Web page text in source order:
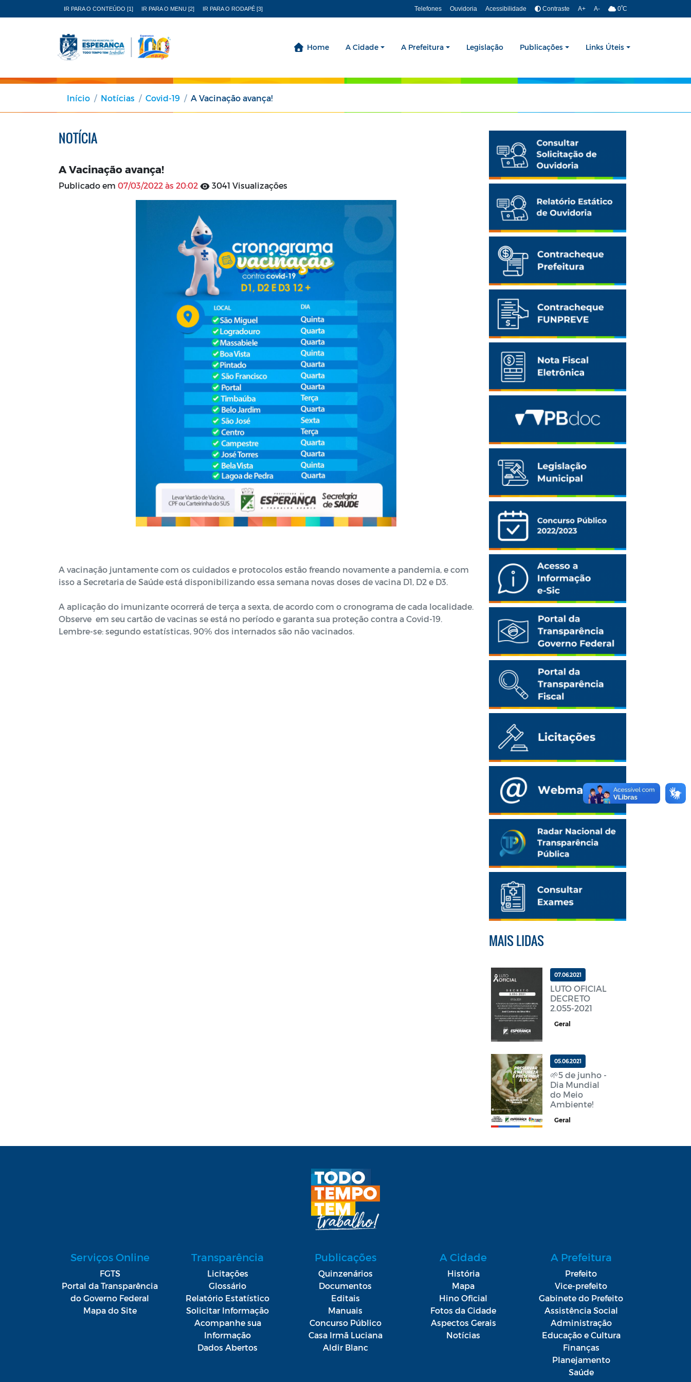
IR PARA O CONTEÚDO [1] IR PARA O MENU [2] IR PARA O RODAPÉ [3] Telefones Ouvidoria Acessibilidade Contraste A+ A- 0ºC
Home A Cidade A Prefeitura Legislação Publicações Links Úteis
Início Notícias Covid-19 A Vacinação avança!
NOTÍCIA
A Vacinação avança!
Publicado em 07/03/2022 às 20:02 3041 Visualizações
A vacinação juntamente com os cuidados e protocolos estão freando novamente a pandemia, e com
isso a Secretaria de Saúde está disponibilizando essa semana novas doses de vacina D1, D2 e D3.
A aplicação do imunizante ocorrerá de terça a sexta, de acordo com o cronograma de cada localidade.
Observe em seu cartão de vacinas se está no período e garanta sua proteção contra a Covid-19.
Lembre-se: segundo estatísticas, 90% dos internados são não vacinados.
MAIS LIDAS
07.06.2021
LUTO OFICIAL
DECRETO
2.055-2021
Geral
05.06.2021
🌱5 de junho -
Dia Mundial
do Meio
Ambiente!
Geral
Serviços Online
FGTS
Portal da Transparência
do Governo Federal
Mapa do Site
Transparência
Licitações
Glossário
Relatório Estatístico
Solicitar Informação
Acompanhe sua
Informação
Dados Abertos
Publicações
Quinzenários
Documentos
Editais
Manuais
Concurso Público
Casa Irmã Luciana
Aldir Blanc
A Cidade
História
Mapa
Hino Oficial
Fotos da Cidade
Aspectos Gerais
Notícias
A Prefeitura
Prefeito
Vice-prefeito
Gabinete do Prefeito
Assistência Social
Administração
Educação e Cultura
Finanças
Planejamento
Saúde